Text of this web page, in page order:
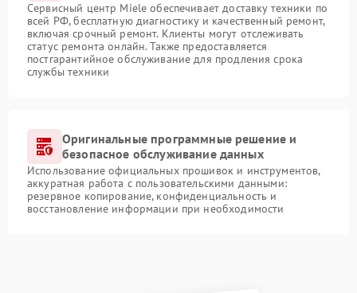
Сервисный центр Miele обеспечивает доставку техники по
всей РФ, бесплатную диагностику и качественный ремонт,
включая срочный ремонт. Клиенты могут отслеживать
статус ремонта онлайн. Также предоставляется
постгарантийное обслуживание для продления срока
службы техники
Оригинальные программные решение и
безопасное обслуживание данных
Использование официальных прошивок и инструментов,
аккуратная работа с пользовательскими данными:
резервное копирование, конфиденциальность и
восстановление информации при необходимости